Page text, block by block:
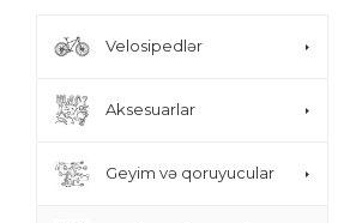
Velosipedlər
Aksesuarlar
Geyim və qoruyucular